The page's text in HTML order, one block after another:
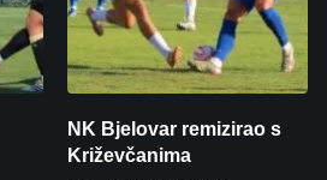
NK Bjelovar remizirao s
Križevčanima